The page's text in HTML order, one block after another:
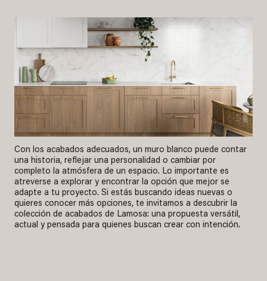
Con los acabados adecuados, un muro blanco puede contar
una historia, reflejar una personalidad o cambiar por
completo la atmósfera de un espacio. Lo importante es
atreverse a explorar y encontrar la opción que mejor se
adapte a tu proyecto. Si estás buscando ideas nuevas o
quieres conocer más opciones, te invitamos a descubrir la
colección de acabados de Lamosa: una propuesta versátil,
actual y pensada para quienes buscan crear con intención.